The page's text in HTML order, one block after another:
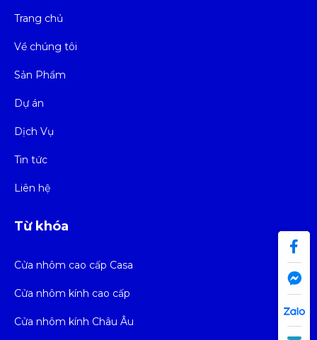
Trang chủ
Về chúng tôi
Sản Phẩm
Dự án
Dịch Vụ
Tin tức
Liên hệ
Từ khóa
Cửa nhôm cao cấp Casa
Cửa nhôm kính cao cấp
Cửa nhôm kính Châu Âu